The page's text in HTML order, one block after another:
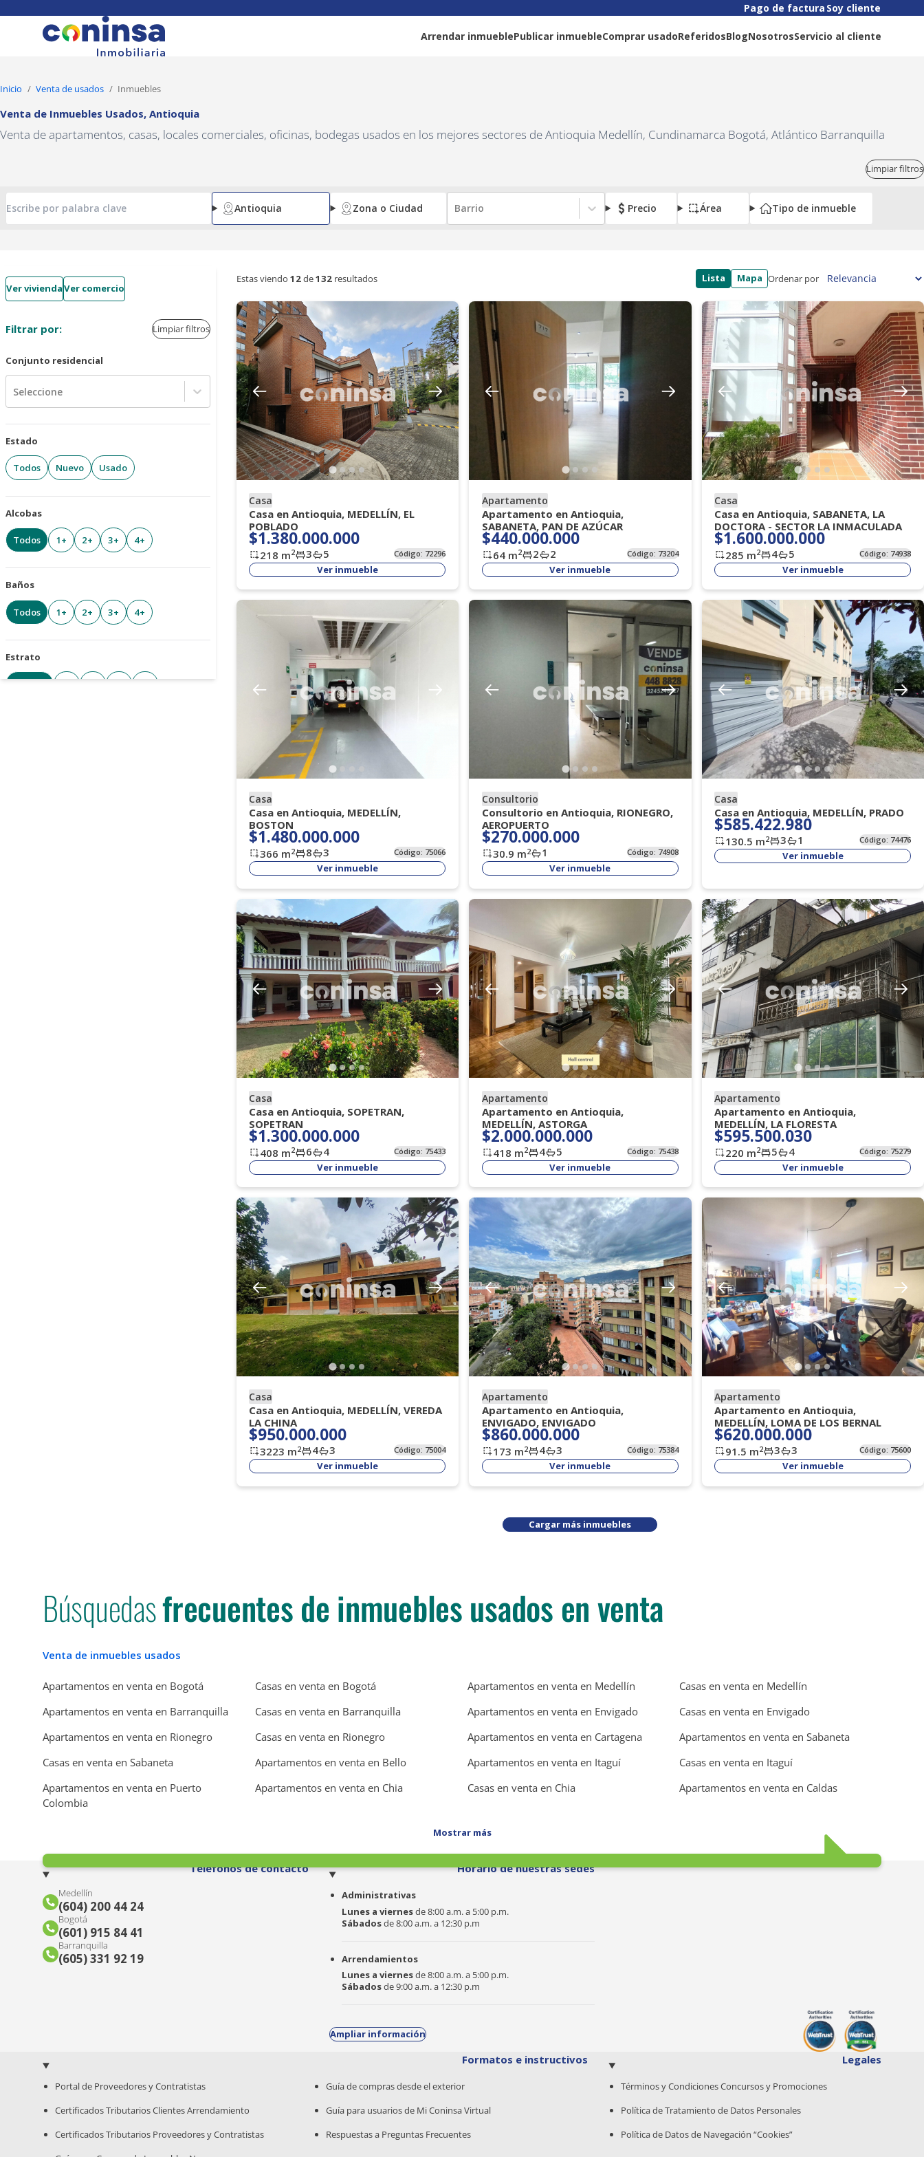
Pago de factura Soy cliente
Arrendar inmueblePublicar inmuebleComprar usadoReferidosBlogNosotrosServicio al cliente
Inicio Venta de usados Inmuebles
Venta de Inmuebles Usados, Antioquia
Venta de apartamentos, casas, locales comerciales, oficinas, bodegas usados en los mejores sectores de Antioquia Medellín, Cundinamarca Bogotá, Atlántico Barranquilla
Limpiar filtros
Antioquia Zona o Ciudad Barrio Precio Área Tipo de inmueble
Ver viviendaVer comercio
Filtrar por: Limpiar filtros
Conjunto residencial
Seleccione
Estado
Todos Nuevo Usado
Alcobas
Todos 1+ 2+ 3+ 4+
Baños
Todos 1+ 2+ 3+ 4+
Estrato
Estas viendo 12de132resultados Lista Mapa Ordenar por
Casa
Casa en Antioquia, MEDELLÍN, EL
POBLADO
$1.380.000.000
218 m2 3 5 Código: 72296
Ver inmueble
Apartamento
Apartamento en Antioquia,
SABANETA, PAN DE AZÚCAR
$440.000.000
64m2 2 2 Código: 73204
Ver inmueble
Casa
Casa en Antioquia, SABANETA, LA
DOCTORA - SECTOR LA INMACULADA
$1.600.000.000
285 m2 4 5 Código: 74938
Ver inmueble
Casa
Casa en Antioquia, MEDELLÍN,
BOSTON
$1.480.000.000
366 m2 8 3 Código: 75066
Ver inmueble
Consultorio
Consultorio en Antioquia, RIONEGRO,
AEROPUERTO
$270.000.000
30.9 m2 1 Código: 74908
Ver inmueble
Casa
Casa en Antioquia, MEDELLÍN, PRADO
$585.422.980
130.5 m2 3 1 Código: 74476
Ver inmueble
Casa
Casa en Antioquia, SOPETRAN,
SOPETRAN
$1.300.000.000
408 m2 6 4 Código: 75433
Ver inmueble
Apartamento
Apartamento en Antioquia,
MEDELLÍN, ASTORGA
$2.000.000.000
418 m2 4 5 Código: 75438
Ver inmueble
Apartamento
Apartamento en Antioquia,
MEDELLÍN, LA FLORESTA
$595.500.030
220 m2 5 4 Código: 75279
Ver inmueble
Casa
Casa en Antioquia, MEDELLÍN, VEREDA
LA CHINA
$950.000.000
3223 m2 4 3 Código: 75004
Ver inmueble
Apartamento
Apartamento en Antioquia,
ENVIGADO, ENVIGADO
$860.000.000
173 m2 4 3 Código: 75384
Ver inmueble
Apartamento
Apartamento en Antioquia,
MEDELLÍN, LOMA DE LOS BERNAL
$620.000.000
91.5 m2 3 3 Código: 75600
Ver inmueble
Cargar más inmuebles
Búsquedasfrecuentes de inmuebles usados en venta
Venta de inmuebles usados
Apartamentos en venta en Bogotá Casas en venta en Bogotá Apartamentos en venta en Medellín
Casas en venta en Medellín
Apartamentos en venta en Barranquilla
Casas en venta en Barranquilla Apartamentos en venta en Envigado
Casas en venta en Envigado
Apartamentos en venta en Rionegro
Casas en venta en Rionegro Apartamentos en venta en Cartagena
Apartamentos en venta en Sabaneta
Casas en venta en Sabaneta
Apartamentos en venta en Bello Apartamentos en venta en Itaguí
Casas en venta en Itaguí
Apartamentos en venta en Puerto
Colombia
Apartamentos en venta en Chia Casas en venta en Chia Apartamentos en venta en Caldas
Mostrar más
Teléfonos de contacto
Medellín
(604) 200 44 24
Bogotá
(601) 915 84 41
Barranquilla
(605) 331 92 19
Horario de nuestras sedes
Administrativas
Lunes a viernesde 8:00 a.m. a 5:00 p.m.
Sábadosde 8:00 a.m. a 12:30 p.m
Arrendamientos
Lunes a viernesde 8:00 a.m. a 5:00 p.m.
Sábadosde 9:00 a.m. a 12:30 p.m
Ampliar información
Formatos e instructivos
Portal de Proveedores y Contratistas
Certificados Tributarios Clientes Arrendamiento
Certificados Tributarios Proveedores y Contratistas
Guía de compras desde el exterior
Guía para usuarios de Mi Coninsa Virtual
Respuestas a Preguntas Frecuentes
Legales
Términos y Condiciones Concursos y Promociones
Política de Tratamiento de Datos Personales
Política de Datos de Navegación “Cookies”